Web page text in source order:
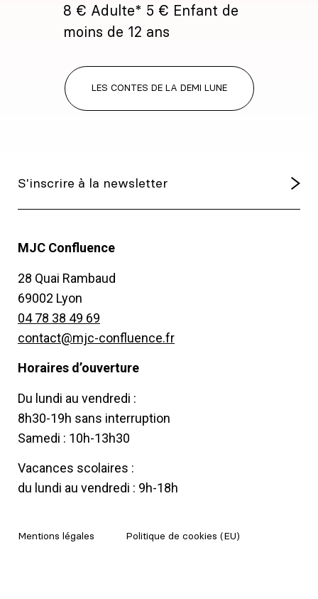
8 € Adulte* 5 € Enfant de
moins de 12 ans
LES CONTES DE LA DEMI LUNE
MJC Confluence
28 Quai Rambaud
69002 Lyon
04 78 38 49 69
contact@mjc-confluence.fr
Horaires d’ouverture
Du lundi au vendredi :
8h30-19h sans interruption
Samedi : 10h-13h30
Vacances scolaires :
du lundi au vendredi : 9h-18h
Mentions légales Politique de cookies (EU)